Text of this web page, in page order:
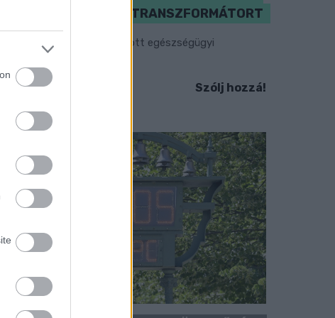
MEGHIBÁSODOTT TRANSZFORMÁTORT
Megkezdték az elhalasztott egészségügyi
Szólj hozzá!